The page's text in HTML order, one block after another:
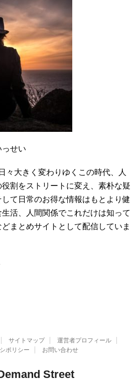
せい
々大きく変わりゆくこの時代、人
割をストリートに変え、素朴な疑
て日常のお得な情報はもとより健
活、人間関係でこれだけは知って
まとめサイトとして配信していま
サイトマップ
運営者プロフィール
ポリシー
お問い合わせ
Street